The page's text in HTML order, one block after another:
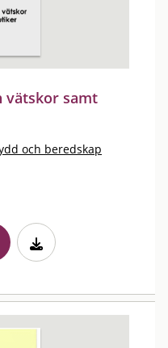
vätskor samt
och beredskap